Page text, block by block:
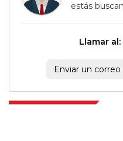
estás
Llamar
Enviar un